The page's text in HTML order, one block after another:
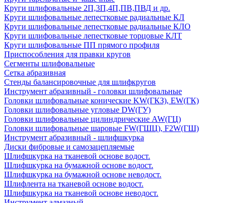
Круги шлифовальные 2П,3П,4П,ПВ,ПВД и др.
Круги шлифовальные лепестковые радиальные КЛ
Круги шлифовальные лепестковые радиальные КЛО
Круги шлифовальные лепестковые торцовые КЛТ
Круги шлифовальные ПП прямого профиля
Приспособления для правки кругов
Сегменты шлифовальные
Сетка абразивная
Стенды балансировочные для шлифкругов
Инструмент абразивный - головки шлифовальные
Головки шлифовальные конические KW(ГКЗ), EW(ГК)
Головки шлифовальные угловые DW(ГУ)
Головки шлифовальные цилиндрические AW(ГЦ)
Головки шлифовальные шаровые FW(ГШЦ), F2W(ГШ)
Инструмент абразивный - шлифшкурка
Диски фибровые и самозацепляемые
Шлифшкурка на тканевой основе водост.
Шлифшкурка на бумажной основе водост.
Шлифшкурка на бумажной основе неводост.
Шлифлента на тканевой основе водост.
Шлифшкурка на тканевой основе неводост.